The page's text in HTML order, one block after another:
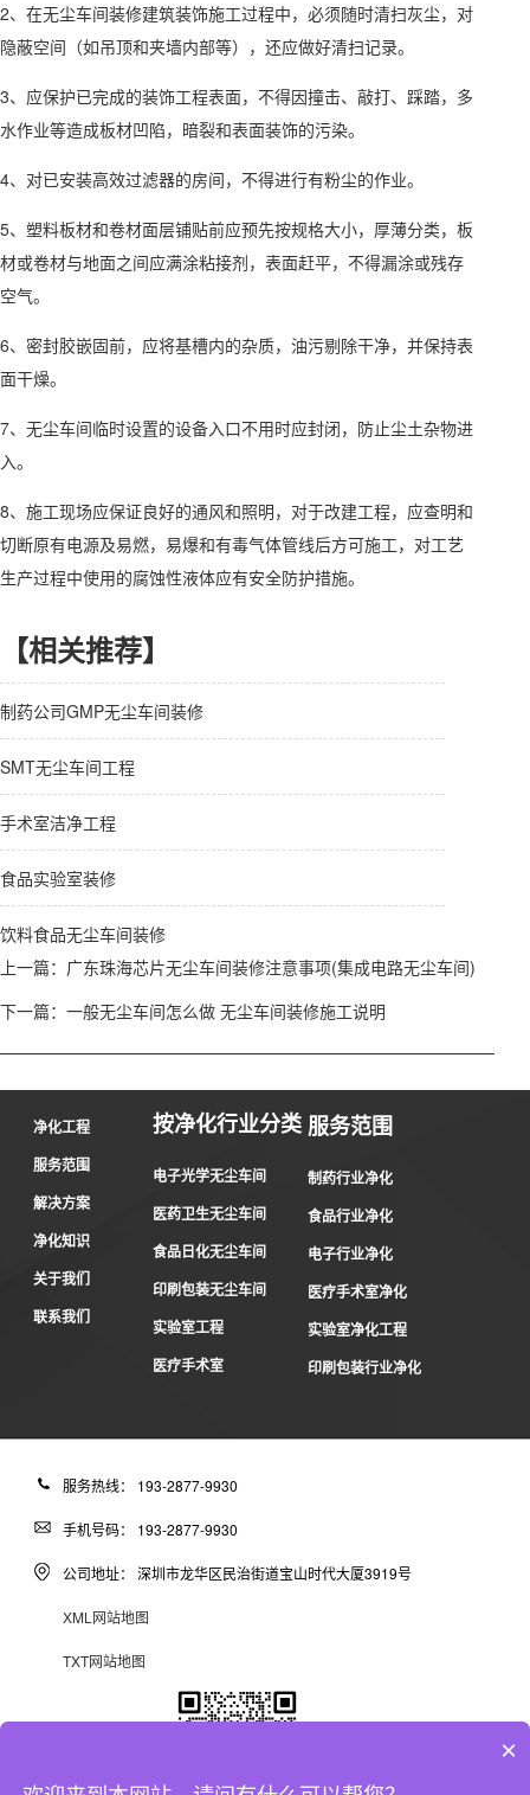
2、在无尘车间装修建筑装饰施工过程中，必须随时清扫灰尘，对
隐蔽空间（如吊顶和夹墙内部等），还应做好清扫记录。
3、应保护已完成的装饰工程表面，不得因撞击、敲打、踩踏，多
水作业等造成板材凹陷，暗裂和表面装饰的污染。
4、对已安装高效过滤器的房间，不得进行有粉尘的作业。
5、塑料板材和卷材面层铺贴前应预先按规格大小，厚薄分类，板
材或卷材与地面之间应满涂粘接剂，表面赶平，不得漏涂或残存
空气。
6、密封胶嵌固前，应将基槽内的杂质，油污剔除干净，并保持表
面干燥。
7、无尘车间临时设置的设备入口不用时应封闭，防止尘土杂物进
入。
8、施工现场应保证良好的通风和照明，对于改建工程，应查明和
切断原有电源及易燃，易爆和有毒气体管线后方可施工，对工艺
生产过程中使用的腐蚀性液体应有安全防护措施。
【相关推荐】
制药公司GMP无尘车间装修
SMT无尘车间工程
手术室洁净工程
食品实验室装修
饮料食品无尘车间装修
上一篇： 广东珠海芯片无尘车间装修注意事项(集成电路无尘车间)
下一篇： 一般无尘车间怎么做 无尘车间装修施工说明
净化工程
服务范围
解决方案
净化知识
关于我们
联系我们
按净化行业分类
电子光学无尘车间
医药卫生无尘车间
食品日化无尘车间
印刷包装无尘车间
实验室工程
医疗手术室
服务范围
制药行业净化
食品行业净化
电子行业净化
医疗手术室净化
实验室净化工程
印刷包装行业净化
服务热线： 193-2877-9930
手机号码： 193-2877-9930
公司地址： 深圳市龙华区民治街道宝山时代大厦3919号
XML网站地图
TXT网站地图
×